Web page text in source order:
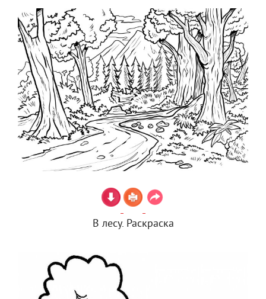
В лесу. Раскраска